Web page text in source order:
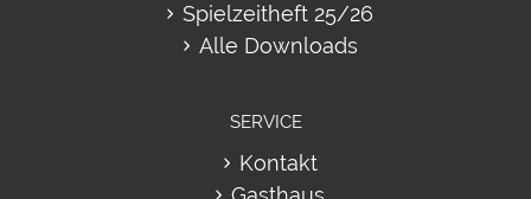
Spielzeitheft 25/26
Alle Downloads
SERVICE
Kontakt